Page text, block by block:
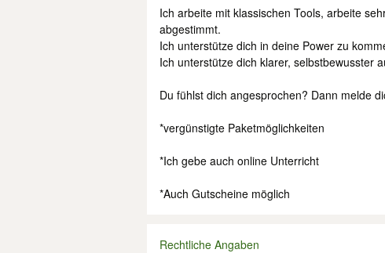
Ich arbeite mit klassischen Tools, arbeite
abgestimmt.
Ich unterstütze dich in deine Power zu
Ich unterstütze dich klarer, selbstbewusster
Du fühlst dich angesprochen? Dann melde
*vergünstigte Paketmöglichkeiten
*Ich gebe auch online Unterricht
*Auch Gutscheine möglich
Rechtliche Angaben